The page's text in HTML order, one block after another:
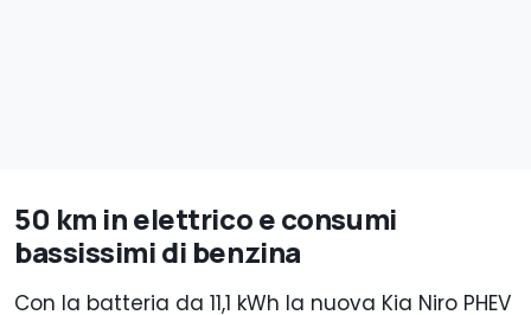
50 km in elettrico e consumi
bassissimi di benzina
Con la batteria da 11,1 kWh la nuova Kia Niro PHEV